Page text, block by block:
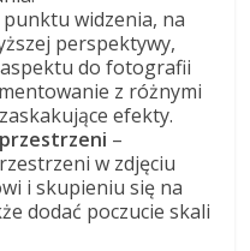
punktu widzenia, na
perspektywy,
do fotografii
z różnymi
efekty.
–
w zdjęciu
i skupieniu się na
dodać poczucie skali